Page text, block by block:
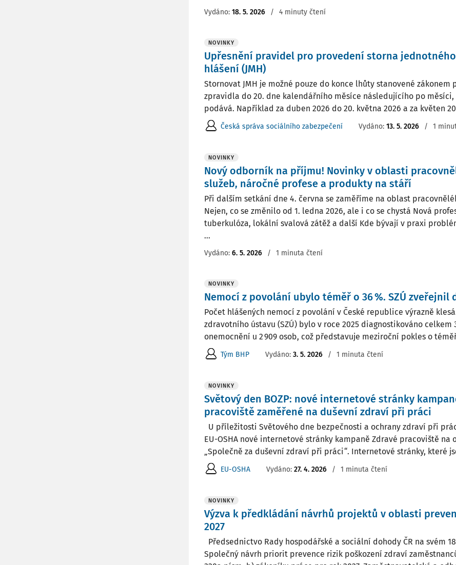
Vydáno: 18. 5. 2026 / 4 minuty čtení
NOVINKY
Upřesnění pravidel pro provedení storna
hlášení (JMH)
Stornovat JMH je možné pouze do konce lhůty stanovené zákonem
zpravidla do 20. dne kalendářního měsíce následujícího po měsíci,
podává. Například za duben 2026 do 20. května 2026 a za květen
Česká správa sociálního zabezpečení Vydáno: 13. 5. 2026 / 1
NOVINKY
Nový odborník na příjmu! Novinky v oblasti
služeb, náročné profese a produkty na stáří
Při dalším setkání dne 4. června se zaměříme na oblast
Nejen, co se změnilo od 1. ledna 2026, ale i co se chystá Nová
tuberkulóza, lokální svalová zátěž a další Kde bývají v praxi
...
Vydáno: 6. 5. 2026 / 1 minuta čtení
NOVINKY
Nemocí z povolání ubylo téměř o 36 %. SZÚ zveřejnil
Počet hlášených nemocí z povolání v České republice výrazně
zdravotního ústavu (SZÚ) bylo v roce 2025 diagnostikováno celkem
onemocnění u 2 909 osob, což představuje meziroční pokles o
Tým BHP Vydáno: 3. 5. 2026 / 1 minuta čtení
NOVINKY
Světový den BOZP: nové internetové stránky
pracoviště zaměřené na duševní zdraví při práci
U příležitosti Světového dne bezpečnosti a ochrany zdraví při
EU-OSHA nové internetové stránky kampaně Zdravé pracoviště na
„Společně za duševní zdraví při práci“. Internetové stránky, které
EU-OSHA Vydáno: 27. 4. 2026 / 1 minuta čtení
NOVINKY
Výzva k předkládání návrhů projektů v oblasti
2027
Předsednictvo Rady hospodářské a sociální dohody ČR na svém
Společný návrh priorit prevence rizik poškození zdraví